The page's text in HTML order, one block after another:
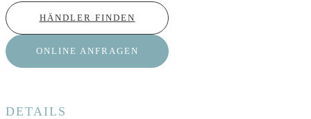
DETAILS
HÄNDLER FINDEN
ONLINE ANFRAGEN